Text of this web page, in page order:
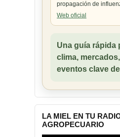
propagación de
Web oficial
Una guía rápida
clima,
eventos clave
LA MIEL EN TU
AGROPECUARIO